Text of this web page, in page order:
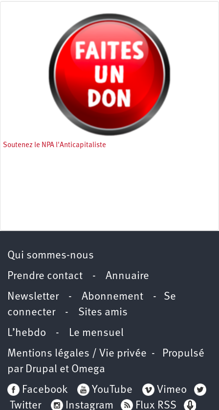
Soutenez le NPA l'Anticapitaliste
Qui sommes-nous
Prendre contact - Annuaire
Newsletter - Abonnement - Se
connecter- Sites amis
L’hebdo - Le mensuel
Mentions légales / Vie privée - Propulsé
par Drupal et Omega
Facebook
YouTube
Vimeo
Twitter
Instagram Flux RSS